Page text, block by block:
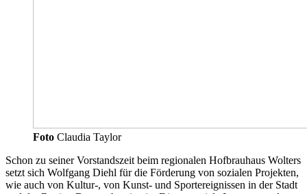
Foto Claudia Taylor
Schon zu seiner Vorstandszeit beim regionalen Hofbrauhaus Wolters
setzt sich Wolfgang Diehl für die Förderung von sozialen Projekten,
wie auch von Kultur-, von Kunst- und Sportereignissen in der Stadt